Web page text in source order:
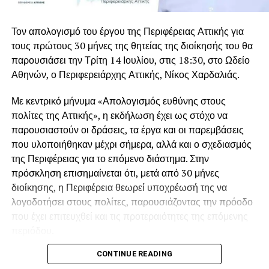
ιστορία…», είπε ακόμη με λυγμούς ο γιος του, Μιλτιάδης
Σπαρακτικός ήταν και ο επικήδειος των εγγονών του, που
μοιράστηκαν ιστορίες βαθιά συγκινημένες, μη μπορώντας
να τον εκφωνήσουν από τα δάκρυα.
Η ταφή πραγματοποιείται στο Α΄ Νεκροταφείο Αθηνών.
Βαρβιτσιώτης με τη
Σόφη Λαναρά , τη γυναίκα που
μαζί για πέντε δεκαετίες, μέχρι την εκδημία της το 2015.
Κατά διαβολική σύμπτωση, ο Γιάννης Βαρβιτσιώτηςείχε
σήμερα τα γενέθλια του,καθώς είχε γεννηθεί σαν
χρόνο του μεταξύ του αγαπημένου του Μυστρά και του
σπιτιού του στη Φιλοθέη, όπου βρισκόταν την τελευταία
περίοδο λόγω των προβλημάτων υγείας που
αντιμετώπιζε.
Ποιος ήταν ο Γιάννης Βαρβιτσιώτης
Ο Ιωάννης Βαρβιτσιώτης γεννήθηκε στην Αθήνα στις 2
Αυγούστου του 1933. Ήταν νομικός και πολιτικός που
Δημοκρατίας, υπουργός, ευρωβουλευτής και
αντιπρόεδρος της Νέας Δημοκρατίας (1993 – 1997).
Τον απολογισμό του έργου της Περιφέρειας Αττικής για
τους πρώτους 30 μήνες της θητείας της διοίκησής του θα
παρουσιάσει την Τρίτη 14 Ιουλίου, στις 18:30, στο Ωδείο
Αθηνών, ο Περιφερειάρχης Αττικής, Νίκος Χαρδαλιάς.
Με κεντρικό μήνυμα «Απολογισμός ευθύνης στους
πολίτες της Αττικής», η εκδήλωση έχει ως στόχο να
παρουσιαστούν οι δράσεις, τα έργα και οι παρεμβάσεις
που υλοποιήθηκαν μέχρι σήμερα, αλλά και ο σχεδιασμός
της Περιφέρειας για το επόμενο διάστημα. Στην
πρόσκληση επισημαίνεται ότι, μετά από 30 μήνες
διοίκησης, η Περιφέρεια θεωρεί υποχρέωσή της να
λογοδοτήσει στους πολίτες, παρουσιάζοντας την πρόοδο
που έχει επιτευχθεί και τις προτεραιότητες της επόμενης
Παράλληλα, γίνεται αναφορά στις «300+1 δεσμεύσεις» της
CONTINUE READING